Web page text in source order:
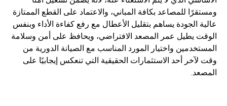
ومستقرًا للمصاعد بكافة المباني، والاعتماد على القطع الممتازة
عالية الجودة يساهم بتقليل الأعطال مع رفع كفاءة الأداء وبنفس
الوقت يطيل عمر المصعد الافتراضي، ويحافظ على أمن وسلامة
المستخدمين واختيار المورد المناسب مع الصيانة الدورية من
وقت لآخر أحد الاستثمارات الحقيقية التي تنعكس إيجابيًا على
المصعد.